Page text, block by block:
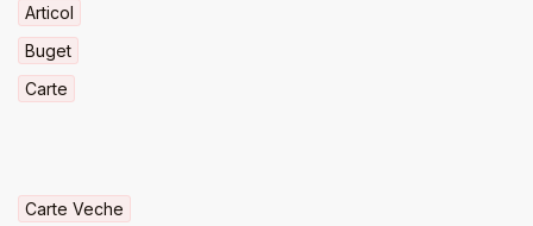
Articol
Buget
Carte
Carte Veche